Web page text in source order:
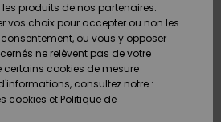
produits de nos partenaires.
vos choix pour accepter ou non les
ou vous y opposer
ne relèvent pas de votre
cookies de mesure
consultez notre :
cookies et Politique de